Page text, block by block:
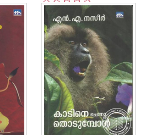
5
4
3
2
1